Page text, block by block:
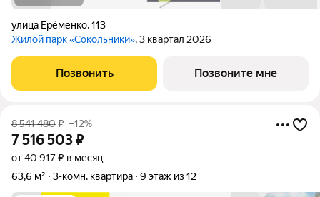
улица Ерёменко,113
Жилой парк «Сокольники», 3 квартал 2026
Позвонить Позвоните мне
8 541 480₽ –12%
7 516 503₽
от 40 917 ₽ в месяц
63,6 м²
3-комн. квартира 9 этаж из 12